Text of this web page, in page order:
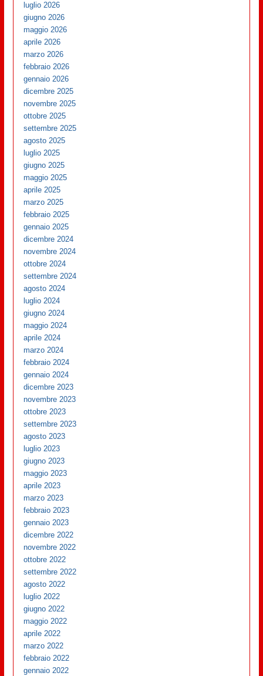
luglio 2026
giugno 2026
maggio 2026
aprile 2026
marzo 2026
febbraio 2026
gennaio 2026
dicembre 2025
novembre 2025
ottobre 2025
settembre 2025
agosto 2025
luglio 2025
giugno 2025
maggio 2025
aprile 2025
marzo 2025
febbraio 2025
gennaio 2025
dicembre 2024
novembre 2024
ottobre 2024
settembre 2024
agosto 2024
luglio 2024
giugno 2024
maggio 2024
aprile 2024
marzo 2024
febbraio 2024
gennaio 2024
dicembre 2023
novembre 2023
ottobre 2023
settembre 2023
agosto 2023
luglio 2023
giugno 2023
maggio 2023
aprile 2023
marzo 2023
febbraio 2023
gennaio 2023
dicembre 2022
novembre 2022
ottobre 2022
settembre 2022
agosto 2022
luglio 2022
giugno 2022
maggio 2022
aprile 2022
marzo 2022
febbraio 2022
gennaio 2022